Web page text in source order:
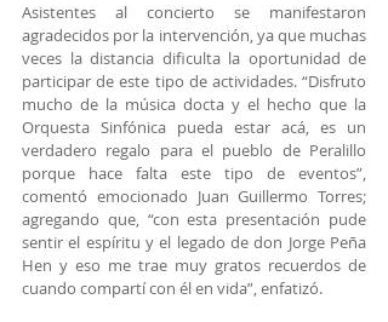
Asistentes al concierto se manifestaron
agradecidos por la intervención, ya que muchas
veces la distancia dificulta la oportunidad de
participar de este tipo de actividades. “Disfruto
mucho de la música docta y el hecho que la
Orquesta Sinfónica pueda estar acá, es un
verdadero regalo para el pueblo de Peralillo
porque hace falta este tipo de eventos”,
comentó emocionado Juan Guillermo Torres;
agregando que, “con esta presentación pude
sentir el espíritu y el legado de don Jorge Peña
Hen y eso me trae muy gratos recuerdos de
cuando compartí con él en vida”, enfatizó.